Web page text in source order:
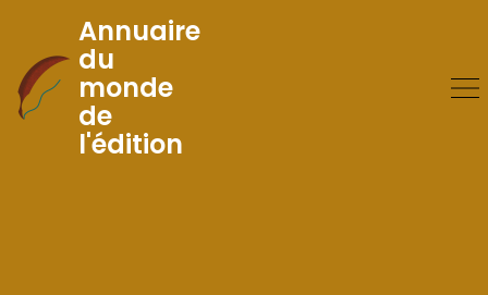
Skip
to
Content
Annuaire
du
monde
de
l'édition